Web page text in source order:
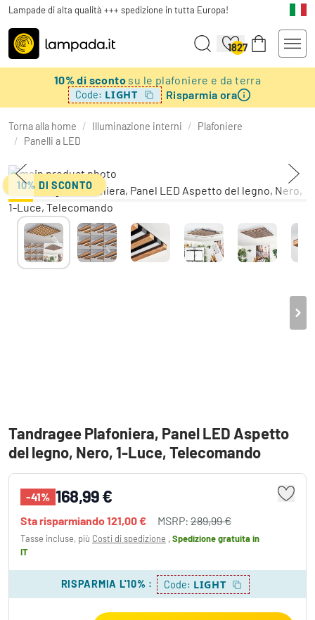
Lampade di alta qualità +++ spedizione in tutta Europa!
1827
10% di sconto su le plafoniere e da terra
Code: LIGHT Risparmia ora
Torna alla home / Illuminazione interni / Plafoniere
/ Panelli a LED
10% DI SCONTO
Tandragee Plafoniera, Panel LED Aspetto
del legno, Nero, 1-Luce, Telecomando
-41% 168,99 €
Sta risparmiando121,00 € MSRP: 289,99 €
Tasse incluse, più Costi di spedizione ,Spedizione gratuitain
IT
RISPARMIA L'10% : Code: LIGHT